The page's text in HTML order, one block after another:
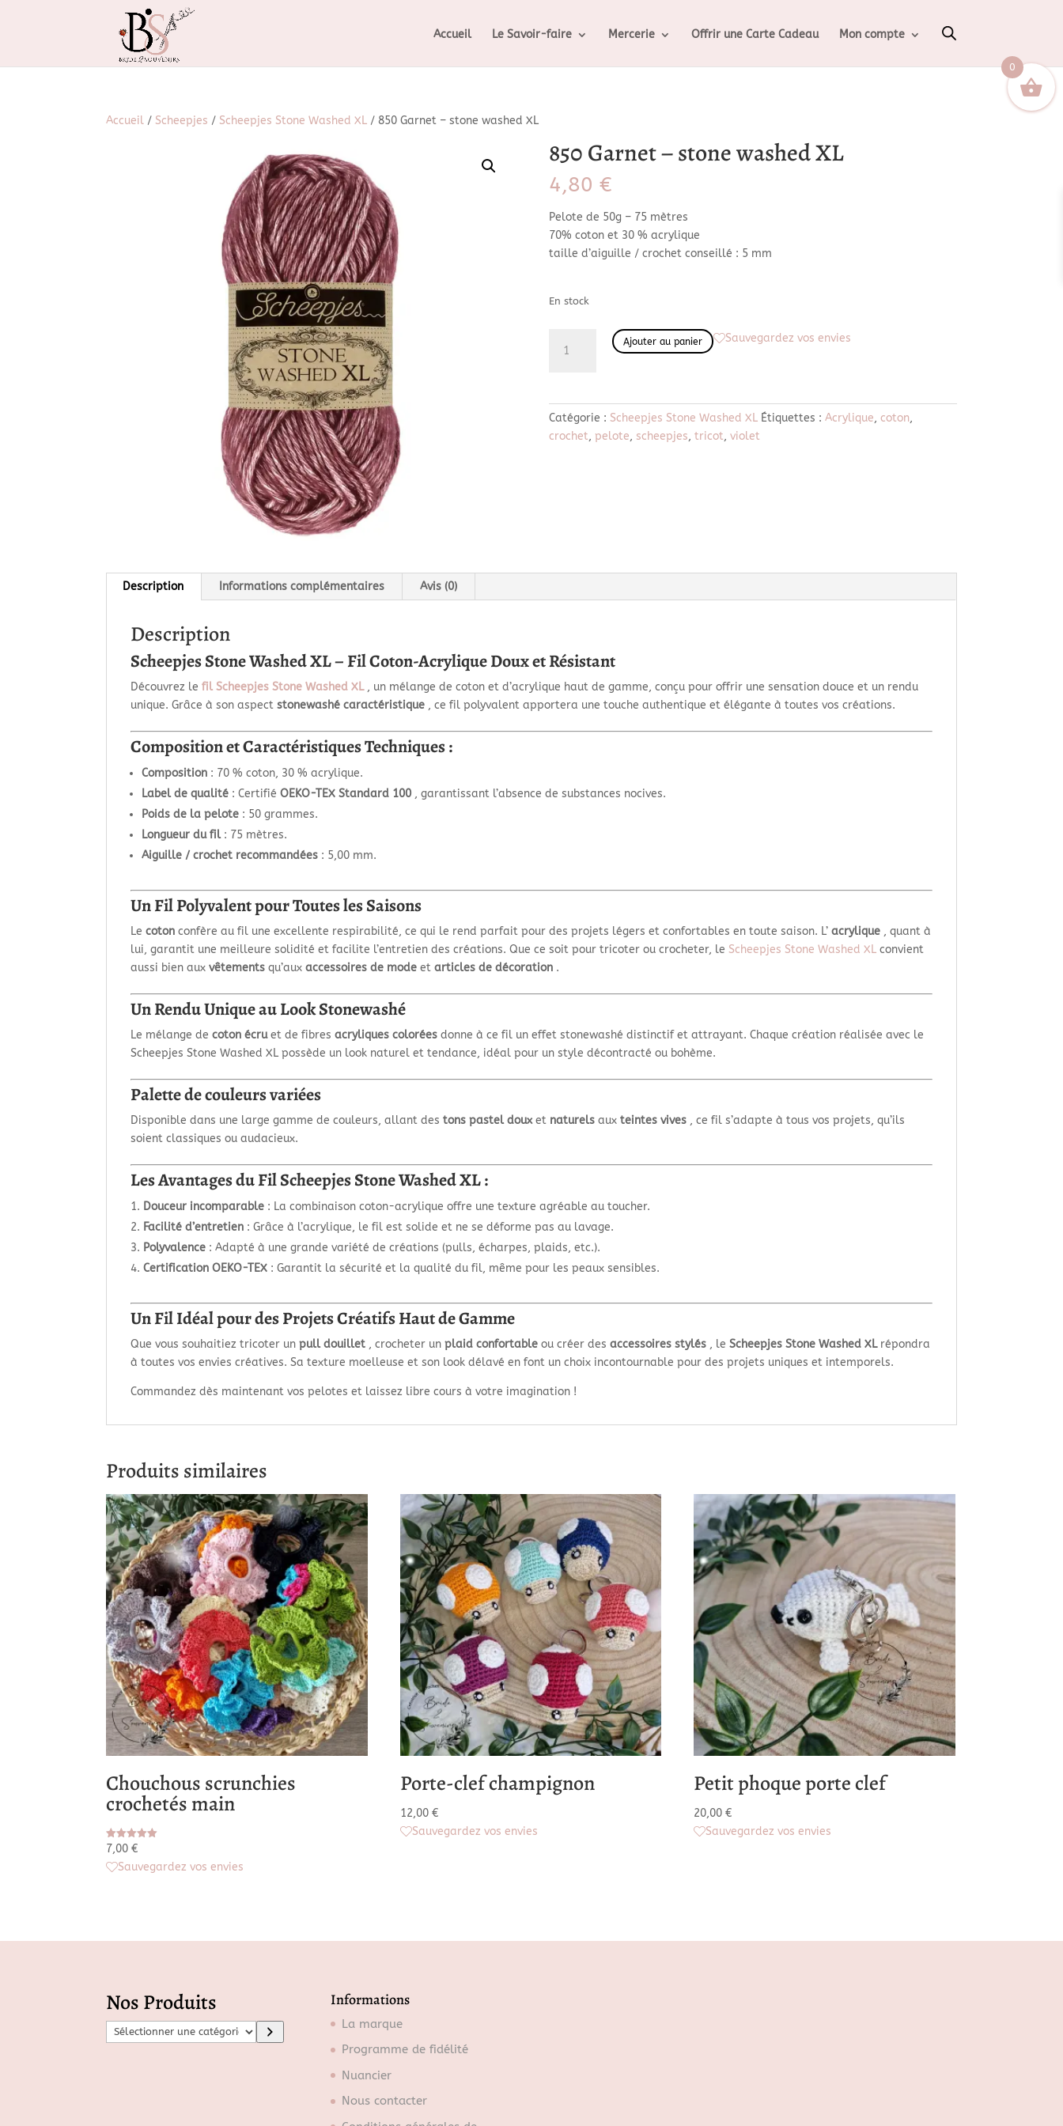
Accueil Le Savoir-faire Mercerie Offrir une Carte Cadeau Mon compte
Accueil /Scheepjes /Scheepjes Stone Washed XL / 850 Garnet – stone washed XL
850 Garnet – stone washed XL
4,80 €
Pelote de 50g – 75 mètres
70% coton et 30 % acrylique
taille d’aiguille / crochet conseillé : 5 mm
En stock
Sauvegardez vos envies
-
stone
Ajouter au panier
Catégorie : Scheepjes Stone Washed XL Étiquettes : Acrylique, coton,
crochet, pelote, scheepjes, tricot, violet
Description Informations complémentaires Avis (0)
Description
Scheepjes Stone Washed XL – Fil Coton-Acrylique Doux et Résistant
Découvrez lefil Scheepjes Stone Washed XL, un mélange de coton et d’acrylique haut de gamme, conçu pour offrir une sensation douce et un rendu
unique. Grâce à son aspectstonewashé caractéristique , ce fil polyvalent apportera une touche authentique et élégante à toutes vos créations.
Composition et Caractéristiques Techniques :
Composition : 70 % coton, 30 % acrylique.
Label de qualité : CertifiéOEKO-TEX Standard 100 , garantissant l’absence de substances nocives.
Poids de la pelote : 50 grammes.
Longueur du fil: 75 mètres.
Aiguille / crochet recommandées : 5,00 mm.
Un Fil Polyvalent pour Toutes les Saisons
Lecoton confère au fil une excellente respirabilité, ce qui le rend parfait pour des projets légers et confortables en toute saison. L’acrylique , quant à
lui, garantit une meilleure solidité et facilite l’entretien des créations. Que ce soit pour tricoter ou crocheter, leScheepjes Stone Washed XL convient
aussi bien auxvêtements qu’auxaccessoires de mode etarticles de décoration .
Un Rendu Unique au Look Stonewashé
Le mélange decoton écruet de fibresacryliques colorées donne à ce fil un effet stonewashé distinctif et attrayant. Chaque création réalisée avec le
Scheepjes Stone Washed XL possède un look naturel et tendance, idéal pour un style décontracté ou bohème.
Palette de couleurs variées
Disponible dans une large gamme de couleurs, allant destons pastel douxet naturels auxteintes vives , ce fil s’adapte à tous vos projets, qu’ils
soient classiques ou audacieux.
Les Avantages du Fil Scheepjes Stone Washed XL :
Douceur incomparable : La combinaison coton-acrylique offre une texture agréable au toucher.
Facilité d’entretien : Grâce à l’acrylique, le fil est solide et ne se déforme pas au lavage.
Polyvalence : Adapté à une grande variété de créations (pulls, écharpes, plaids, etc.).
Certification OEKO-TEX : Garantit la sécurité et la qualité du fil, même pour les peaux sensibles.
Un Fil Idéal pour des Projets Créatifs Haut de Gamme
Que vous souhaitiez tricoter unpull douillet , crocheter unplaid confortable ou créer desaccessoires stylés , leScheepjes Stone Washed XLrépondra
à toutes vos envies créatives. Sa texture moelleuse et son look délavé en font un choix incontournable pour des projets uniques et intemporels.
Commandez dès maintenant vos pelotes et laissez libre cours à votre imagination !
Produits similaires
Chouchous scrunchies
crochetés main
Note
5.00
sur 5
7,00€
Sauvegardez vos envies
Porte-clef champignon
12,00 €
Sauvegardez vos envies
Petit phoque porte clef
20,00€
Sauvegardez vos envies
Nos Produits Informations
La marque
Programme de fidélité
Nuancier
Nous contacter
0